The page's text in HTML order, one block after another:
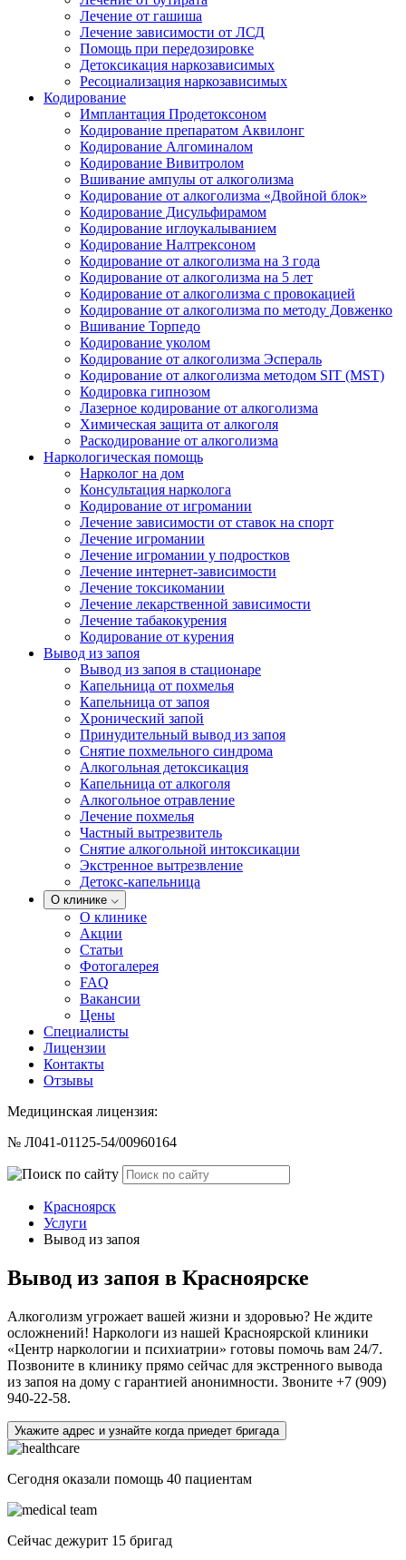
Лечение от гашиша
Лечение зависимости от ЛСД
Помощь при передозировке
Детоксикация наркозависимых
Ресоциализация наркозависимых
Кодирование
Имплантация Продетоксоном
Кодирование препаратом Аквилонг
Кодирование Алгоминалом
Кодирование Вивитролом
Вшивание ампулы от алкоголизма
Кодирование от алкоголизма «Двойной блок»
Кодирование Дисульфирамом
Кодирование иглоукалыванием
Кодирование Налтрексоном
Кодирование от алкоголизма на 3 года
Кодирование от алкоголизма на 5 лет
Кодирование от алкоголизма с провокацией
Кодирование от алкоголизма по методу Довженко
Вшивание Торпедо
Кодирование уколом
Кодирование от алкоголизма Эспераль
Кодирование от алкоголизма методом SIT (MST)
Кодировка гипнозом
Лазерное кодирование от алкоголизма
Химическая защита от алкоголя
Раскодирование от алкоголизма
Наркологическая помощь
Нарколог на дом
Консультация нарколога
Кодирование от игромании
Лечение зависимости от ставок на спорт
Лечение игромании
Лечение игромании у подростков
Лечение интернет-зависимости
Лечение токсикомании
Лечение лекарственной зависимости
Лечение табакокурения
Кодирование от курения
Вывод из запоя
Вывод из запоя в стационаре
Капельница от похмелья
Капельница от запоя
Хронический запой
Принудительный вывод из запоя
Снятие похмельного синдрома
Алкогольная детоксикация
Капельница от алкоголя
Алкогольное отравление
Лечение похмелья
Частный вытрезвитель
Снятие алкогольной интоксикации
Экстренное вытрезвление
Детокс-капельница
О клинике
О клинике
Акции
Статьи
Фотогалерея
FAQ
Вакансии
Цены
Специалисты
Лицензии
Контакты
Отзывы
Медицинская лицензия:
№ Л041-01125-54/00960164
Красноярск
Услуги
Вывод из запоя
Вывод из запоя в Красноярске
Алкоголизм угрожает вашей жизни и здоровью? Не ждите
осложнений! Наркологи из нашей Красноярской клиники
«Центр наркологии и психиатрии» готовы помочь вам 24/7.
Позвоните в клинику прямо сейчас для экстренного вывода
из запоя на дому с гарантией анонимности. Звоните +7 (909)
940-22-58.
Укажите адрес и узнайте когда приедет бригада
Сегодня оказали помощь 40 пациентам
Сейчас дежурит 15 бригад